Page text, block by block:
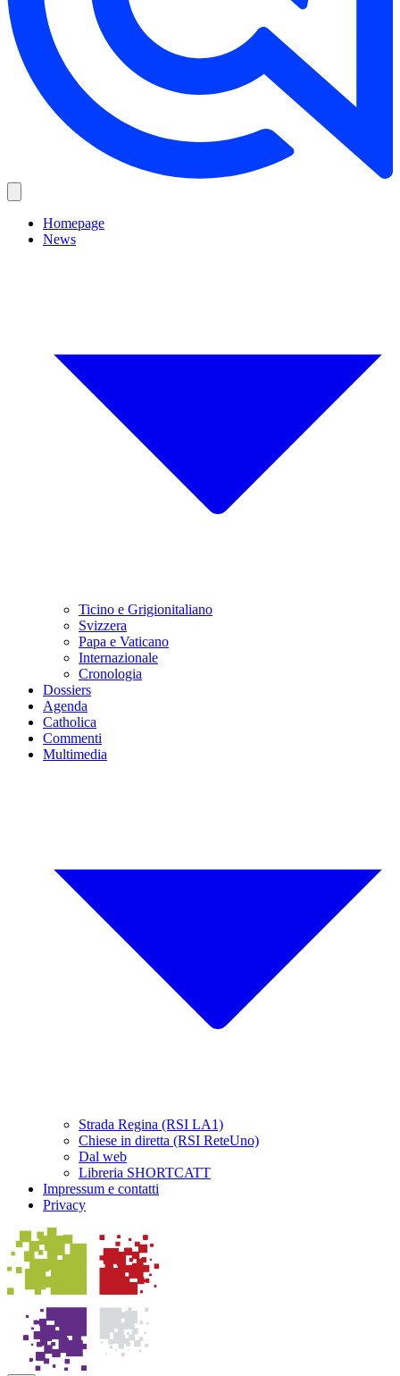
Homepage
News
Ticino e Grigionitaliano
Svizzera
Papa e Vaticano
Internazionale
Cronologia
Dossiers
Agenda
Catholica
Commenti
Multimedia
Strada Regina (RSI LA1)
Chiese in diretta (RSI ReteUno)
Dal web
Libreria SHORTCATT
Impressum e contatti
Privacy